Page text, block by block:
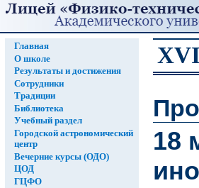
Главная
О школе
Результаты и достижения
Сотрудники
Традиции
Библиотека
Учебный раздел
Городской астрономический
центр
Вечерние курсы (ОДО)
ЦОД
ГЦФО
18